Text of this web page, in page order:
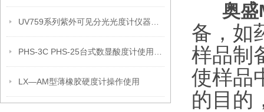
LX—AM型薄橡胶硬度计操作使用
奥盛
备，如
样品制
使样品
的目的